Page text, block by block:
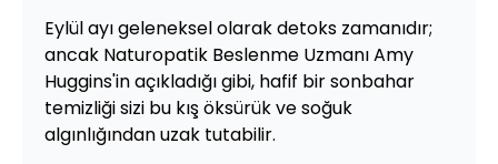
Eylül ayı geleneksel olarak detoks zamanıdır;
ancak Naturopatik Beslenme Uzmanı Amy
Huggins'in açıkladığı gibi, hafif bir sonbahar
temizliği sizi bu kış öksürük ve soğuk
algınlığından uzak tutabilir.